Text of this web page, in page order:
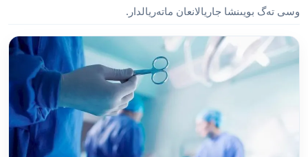
وسى تەگ بويىنشا جاريالانعان ماتەريالدار.